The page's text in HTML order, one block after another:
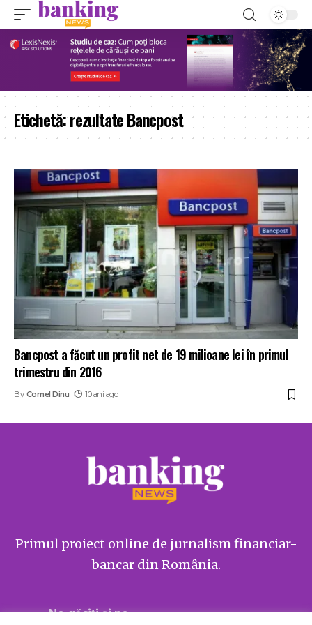
Etichetă:rezultate Bancpost
Bancpost a făcut un profit net de 19 milioane lei în primul
trimestru din 2016
By Cornel Dinu 10 ani ago
Primul proiect online de jurnalism financiar-
bancar din România.
Ne găsiți și pe